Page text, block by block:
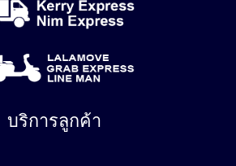
บริการลูกค้า